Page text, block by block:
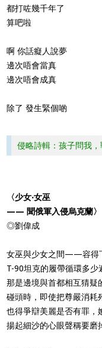
都打咗幾千年了
算吧啦
啊 你話癡人說夢
邊次唔會當真
邊次唔會成真
除了 發生緊個啲
侵略詩輯：孩子問我
〈少女‧女巫
—— 聞俄軍入侵烏克蘭〉
◎劉偉成
女巫與少女之間——容得
T-90坦克的履帶循環多少
那是邊境與首都相互猜疑
碰頭時，即使把尊嚴消耗
也得爭辯美麗是否有罪，
揚起細沙的心眼聲稱要磨